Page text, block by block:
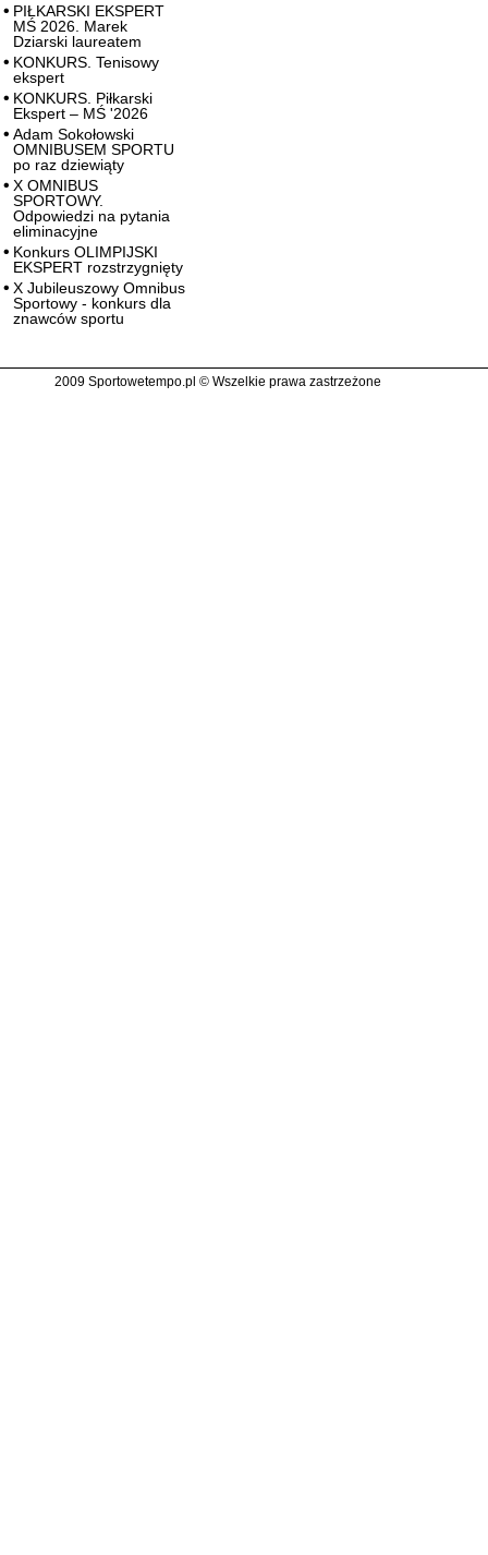
PIŁKARSKI EKSPERT
MŚ 2026. Marek
Dziarski laureatem
KONKURS. Tenisowy
ekspert
KONKURS. Piłkarski
Ekspert – MŚ '2026
Adam Sokołowski
OMNIBUSEM SPORTU
po raz dziewiąty
X OMNIBUS
SPORTOWY.
Odpowiedzi na pytania
eliminacyjne
Konkurs OLIMPIJSKI
EKSPERT rozstrzygnięty
X Jubileuszowy Omnibus
Sportowy - konkurs dla
znawców sportu
2009 Sportowetempo.pl © Wszelkie prawa zastrzeżone